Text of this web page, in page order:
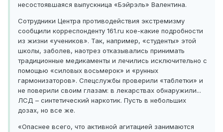
несостоявшаяся выпускница «Бэйрэль» Валентина.
Сотрудники Центра противодействия экстремизму
сообщили корреспонденту 161.ru кое-какие подробности
из жизни «учеников». Так, например, «студенты» этой
школы, заболев, наотрез отказывались принимать
традиционные медикаменты и лечились исключительно с
помощью «силовых восьмерок» и «рунных
гармонизаторов». Спецслужбы проверили «таблетки» и
не поверили своим глазам: в лекарствах обнаружили...
ЛСД – синтетический наркотик. Пусть в небольших
дозах, но все же.
«Опаснее всего, что активной агитацией занимаются